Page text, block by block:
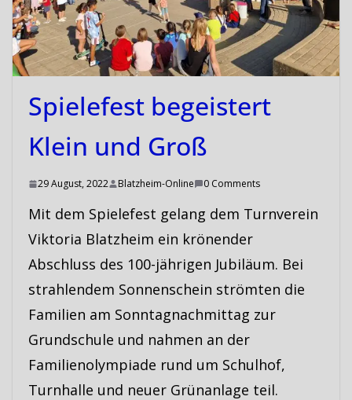
Spielefest begeistert
Klein und Groß
29 August, 2022 Blatzheim-Online 0 Comments
Mit dem Spielefest gelang dem Turnverein
Viktoria Blatzheim ein krönender
Abschluss des 100-jährigen Jubiläum. Bei
strahlendem Sonnenschein strömten die
Familien am Sonntagnachmittag zur
Grundschule und nahmen an der
Familienolympiade rund um Schulhof,
Turnhalle und neuer Grünanlage teil.